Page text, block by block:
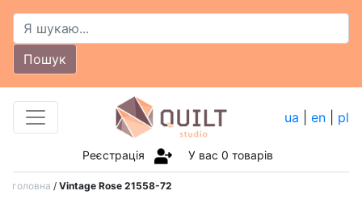
Пошук
ua en pl
Реєстрація У вас 0 товарів
головна / Vintage Rose 21558-72